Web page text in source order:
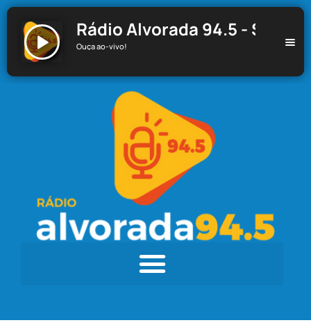
Rádio Alvorada 94.5 - Santa
Ouça ao-vivo!